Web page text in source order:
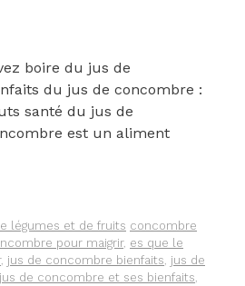
boire du jus de
du jus de concombre :
santé du jus de
est un aliment
légumes et de fruits Étiquettes
concombre
pour maigrir, es que le
, jus de concombre bienfaits jus de
jus de concombre et ses bienfaits